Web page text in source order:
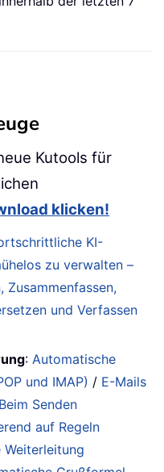
Kutools für
klicken!
KI-
zu verwalten –
und Verfassen
:Automatische
und IMAP) / E-Mails
Beim Senden
auf Regeln